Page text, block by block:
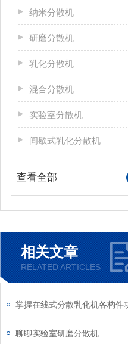
纳米分散机
研磨分散机
乳化分散机
混合分散机
实验室分散机
间歇式乳化分散机
查看全部
相关文章
RELATED ARTICLES
聊聊实验室研磨分散机